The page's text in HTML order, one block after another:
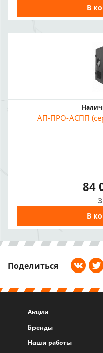
В
АП-ПРО-АСПП
84
В
Поделиться
Акции
Бренды
Наши работы